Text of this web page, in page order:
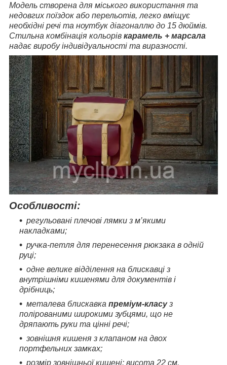
Модель створена для міського використання та
недовгих поїздок або перельотів, легко вміщує
необхідні речі та ноутбук діагоналлю до 15 дюймів.
Стильна комбінація кольорів карамель + марсала
надає виробу індивідуальності та виразності.
Особливості:
регульовані плечові лямки з м’якими
накладками;
ручка-петля для перенесення рюкзака в одній
руці;
одне велике відділення на блискавці з
внутрішніми кишенями для документів і
дрібниць;
металева блискавка преміум-класуз
полірованими широкими зубцями, що не
дряпають руки та цінні речі;
зовнішня кишеня з клапаном на двох
портфельних замках;
розмір зовнішньої кишені: висота 22 см.